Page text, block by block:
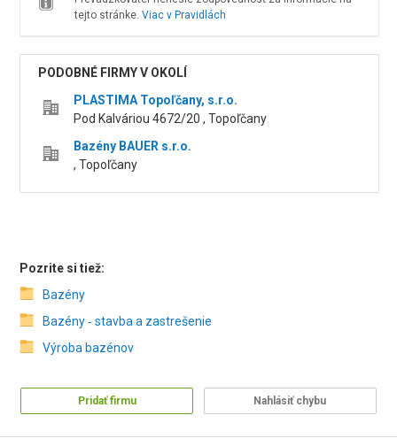
tejto stránke. Viac v Pravidlách
PODOBNÉ FIRMY V OKOLÍ
PLASTIMA Topoľčany, s.r.o.
Pod Kalváriou 4672/20 , Topoľčany
Bazény BAUER s.r.o.
, Topoľčany
Pozrite si tiež:
Bazény
Bazény ‑ stavba a zastrešenie
Výroba bazénov
Pridať firmu Nahlásiť chybu